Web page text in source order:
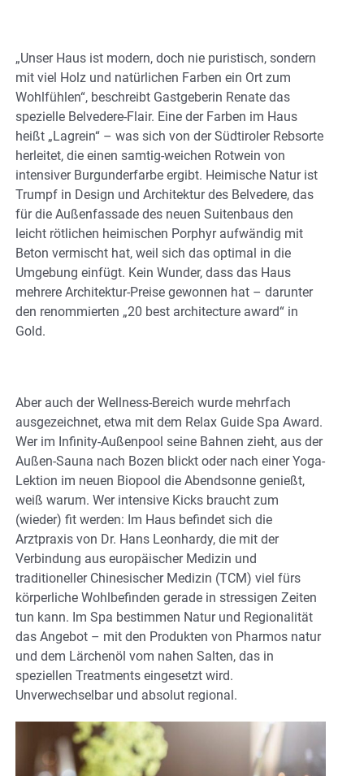
„Unser Haus ist modern, doch nie puristisch, sondern
mit viel Holz und natürlichen Farben ein Ort zum
Wohlfühlen“, beschreibt Gastgeberin Renate das
spezielle Belvedere-Flair. Eine der Farben im Haus
heißt „Lagrein“ – was sich von der Südtiroler Rebsorte
herleitet, die einen samtig-weichen Rotwein von
intensiver Burgunderfarbe ergibt. Heimische Natur ist
Trumpf in Design und Architektur des Belvedere, das
für die Außenfassade des neuen Suitenbaus den
leicht rötlichen heimischen Porphyr aufwändig mit
Beton vermischt hat, weil sich das optimal in die
Umgebung einfügt. Kein Wunder, dass das Haus
mehrere Architektur-Preise gewonnen hat – darunter
den renommierten „20 best architecture award“ in
Gold.
Aber auch der Wellness-Bereich wurde mehrfach
ausgezeichnet, etwa mit dem Relax Guide Spa Award.
Wer im Infinity-Außenpool seine Bahnen zieht, aus der
Außen-Sauna nach Bozen blickt oder nach einer Yoga-
Lektion im neuen Biopool die Abendsonne genießt,
weiß warum. Wer intensive Kicks braucht zum
(wieder) fit werden: Im Haus befindet sich die
Arztpraxis von Dr. Hans Leonhardy, die mit der
Verbindung aus europäischer Medizin und
traditioneller Chinesischer Medizin (TCM) viel fürs
körperliche Wohlbefinden gerade in stressigen Zeiten
tun kann. Im Spa bestimmen Natur und Regionalität
das Angebot – mit den Produkten von Pharmos natur
und dem Lärchenöl vom nahen Salten, das in
speziellen Treatments eingesetzt wird.
Unverwechselbar und absolut regional.